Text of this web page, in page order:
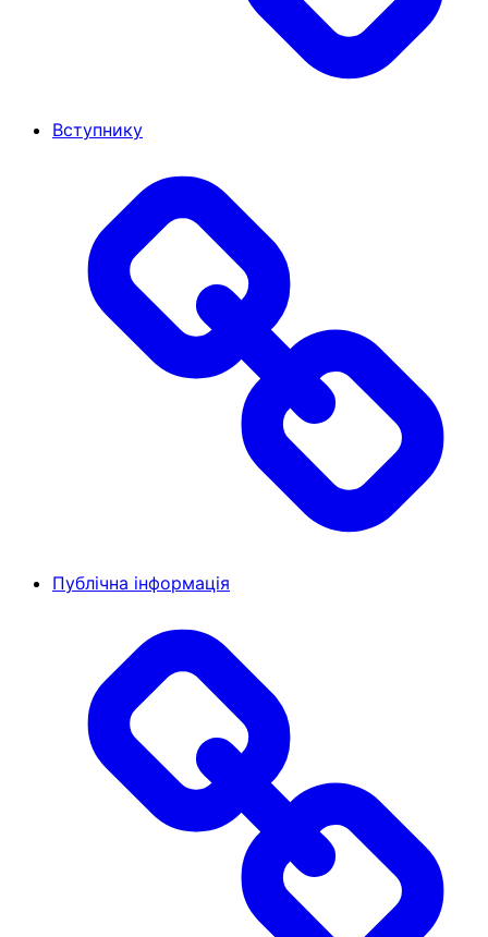
Вступнику
Публічна інформація